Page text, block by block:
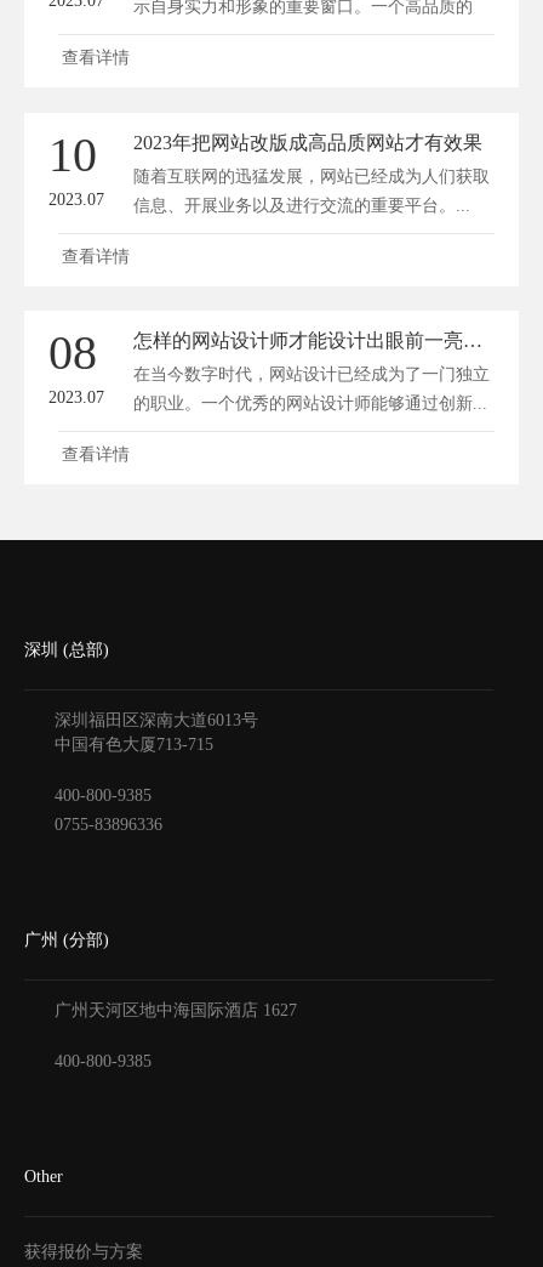
示自身实力和形象的重要窗口。一个高品质的
网...
查看详情
10
2023.07
2023年把网站改版成高品质网站才有效果
随着互联网的迅猛发展，网站已经成为人们获取
信息、开展业务以及进行交流的重要平台。...
查看详情
08
2023.07
怎样的网站设计师才能设计出眼前一亮的作品来？
在当今数字时代，网站设计已经成为了一门独立
的职业。一个优秀的网站设计师能够通过创新...
查看详情
深圳 (总部)
深圳福田区深南大道6013号
中国有色大厦713-715
400-800-9385
0755-83896336
广州 (分部)
广州天河区地中海国际酒店 1627
400-800-9385
Other
获得报价与方案